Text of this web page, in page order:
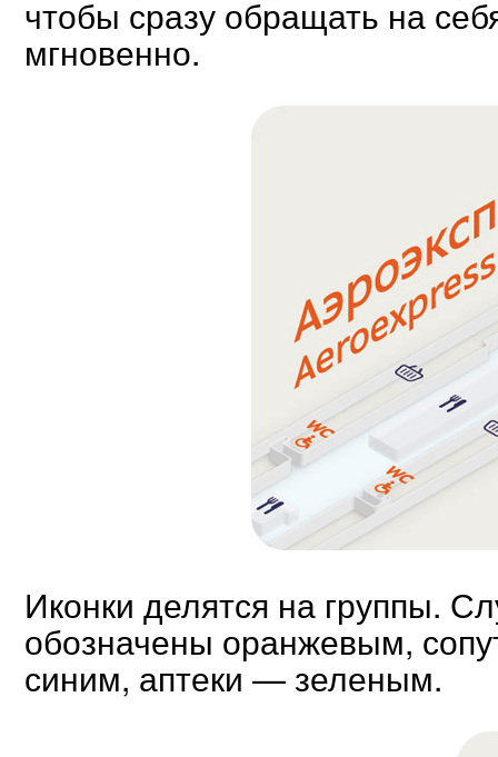
чтобы сразу обращать на
мгновенно.
Иконки делятся на группы.
обозначены оранжевым,
синим, аптеки — зеленым.